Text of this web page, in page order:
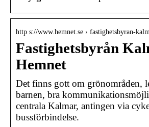
http s://www.hemnet.se › fastighetsbyran-
Fastighetsbyrån
Hemnet
Det finns gott om grönområden,
barnen, bra
centrala Kalmar, antingen via
bussförbindelse.